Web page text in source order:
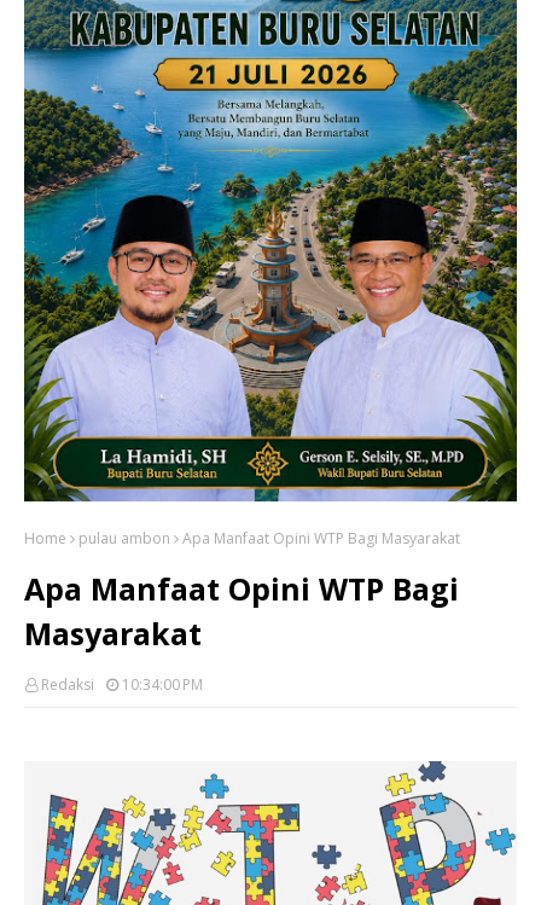
Home pulau ambon Apa Manfaat Opini WTP Bagi Masyarakat
Apa Manfaat Opini WTP Bagi
Masyarakat
Redaksi 10:34:00 PM